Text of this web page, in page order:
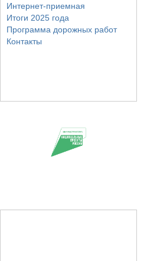
Интернет-приемная
Итоги 2025 года
Программа дорожных работ
Контакты